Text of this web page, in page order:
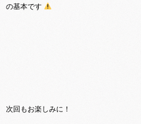
の基本です
次回もお楽しみに！